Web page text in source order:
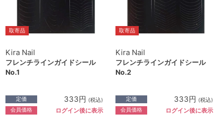
取寄品
Kira Nail
フレンチラインガイドシール
No.1
定価 333円 (税込)
会員価格 ログイン後に表示
取寄品
Kira Nail
フレンチラインガイドシール
No.2
定価 333円 (税込)
会員価格 ログイン後に表示